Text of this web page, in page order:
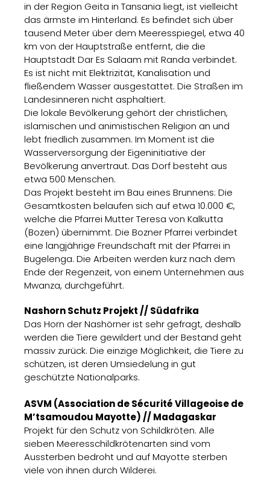
in der Region Geita in Tansania liegt, ist vielleicht
das ärmste im Hinterland. Es befindet sich über
tausend Meter über dem Meeresspiegel, etwa 40
km von der Hauptstraße entfernt, die die
Hauptstadt Dar Es Salaam mit Randa verbindet.
Es ist nicht mit Elektrizität, Kanalisation und
fließendem Wasser ausgestattet. Die Straßen im
Landesinneren nicht asphaltiert.
Die lokale Bevölkerung gehört der christlichen,
islamischen und animistischen Religion an und
lebt friedlich zusammen. Im Moment ist die
Wasserversorgung der Eigeninitiative der
Bevölkerung anvertraut. Das Dorf besteht aus
etwa 500 Menschen.
Das Projekt besteht im Bau eines Brunnens: Die
Gesamtkosten belaufen sich auf etwa 10.000 €,
welche die Pfarrei Mutter Teresa von Kalkutta
(Bozen) übernimmt. Die Bozner Pfarrei verbindet
eine langjährige Freundschaft mit der Pfarrei in
Bugelenga. Die Arbeiten werden kurz nach dem
Ende der Regenzeit, von einem Unternehmen aus
Mwanza, durchgeführt.
Nashorn Schutz Projekt // Südafrika
Das Horn der Nashörner ist sehr gefragt, deshalb
werden die Tiere gewildert und der Bestand geht
massiv zurück. Die einzige Möglichkeit, die Tiere zu
schützen, ist deren Umsiedelung in gut
geschützte Nationalparks.
ASVM (Association de Sécurité Villageoise de
M’tsamoudou Mayotte) // Madagaskar
Projekt für den Schutz von Schildkröten. Alle
sieben Meeresschildkrötenarten sind vom
Aussterben bedroht und auf Mayotte sterben
viele von ihnen durch Wilderei.